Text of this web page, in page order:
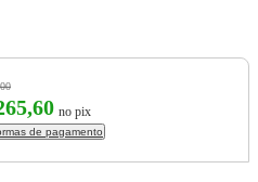
no pix
de pagamento